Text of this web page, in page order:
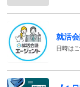
就活
日時は